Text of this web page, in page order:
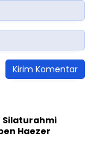
Silaturahmi
Haezer